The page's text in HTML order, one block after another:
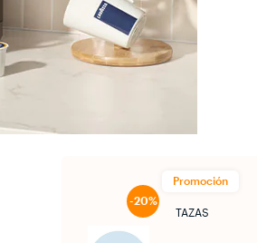
Promoción
-20%
TAZAS